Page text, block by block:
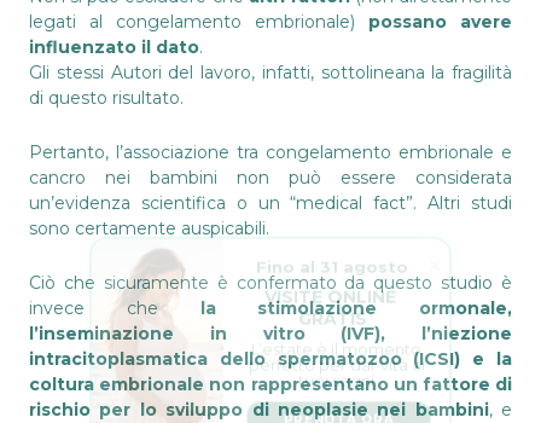
legati al congelamento embrionale) possano avere
influenzato il dato.
Gli stessi Autori del lavoro, infatti, sottolineana la fragilità
di questo risultato.
Pertanto, l’associazione tra congelamento embrionale e
cancro nei bambini non può essere considerata
un’evidenza scientifica o un “medical fact”. Altri studi
sono certamente auspicabili.
Ciò che sicuramente è confermato da questo studio è
invece che
la stimolazione ormonale,
l’inseminazione in vitro (IVF), l’niezione
intracitoplasmatica dello spermatozoo (ICSI) e la
coltura embrionale non rappresentano un fattore di
rischio per lo sviluppo di neoplasie nei bambini, e
VISITE ONLINE
GRATIS
L’estate è il momento
perfetto per dar vita ai
tuoi sogni.
PRENOTA ORA